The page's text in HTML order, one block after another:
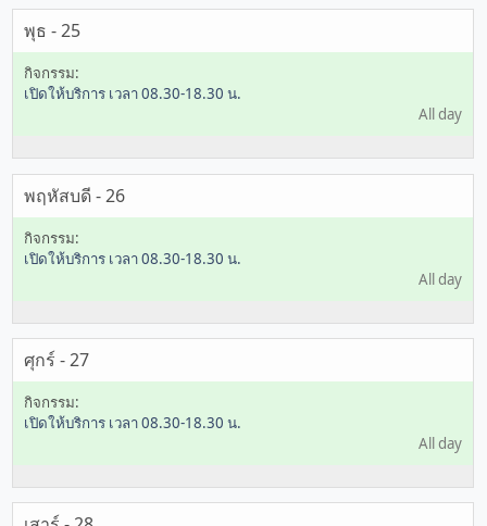
พุธ - 25
เปิดให้บริการ เวลา 08.30-18.30 น.
All day
พฤหัสบดี - 26
เปิดให้บริการ เวลา 08.30-18.30 น.
All day
ศุกร์ - 27
เปิดให้บริการ เวลา 08.30-18.30 น.
All day